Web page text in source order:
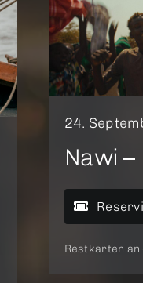
24.
Nawi
Restkarten